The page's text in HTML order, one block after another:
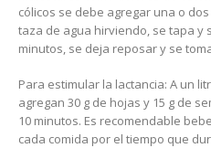
cólicos se debe agregar una o
taza de agua hirviendo, se tapa y
minutos, se deja reposar y se
Para estimular la lactancia: A un
agregan 30 g de hojas y 15 g de
10 minutos. Es recomendable
cada comida por el tiempo que